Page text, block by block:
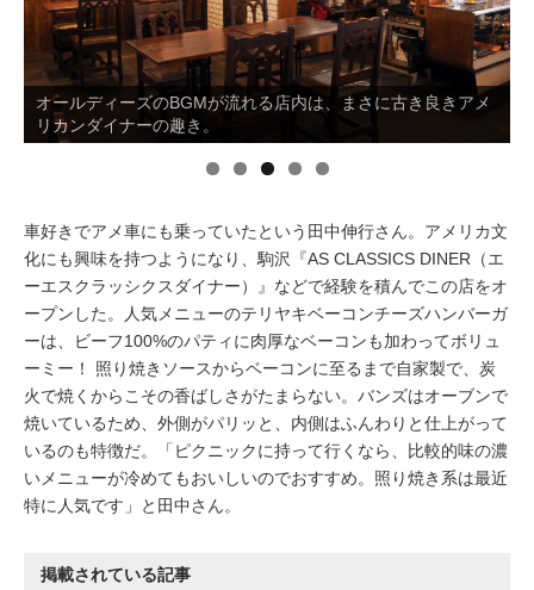
イベント情報
おしらせ
オールディーズのBGMが流れる店内は、まさに古き良きアメ
リカンダイナーの趣き。
車好きでアメ車にも乗っていたという田中伸行さん。アメリカ文
化にも興味を持つようになり、駒沢『AS CLASSICS DINER（エ
ーエスクラッシクスダイナー）』などで経験を積んでこの店をオ
ープンした。人気メニューのテリヤキベーコンチーズハンバーガ
ーは、ビーフ100%のパティに肉厚なベーコンも加わってボリュ
ーミー！ 照り焼きソースからベーコンに至るまで自家製で、炭
火で焼くからこその香ばしさがたまらない。バンズはオーブンで
焼いているため、外側がパリッと、内側はふんわりと仕上がって
いるのも特徴だ。「ピクニックに持って行くなら、比較的味の濃
いメニューが冷めてもおいしいのでおすすめ。照り焼き系は最近
特に人気です」と田中さん。
掲載されている記事